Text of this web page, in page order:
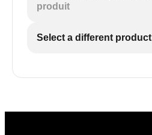
produit
Select a different product